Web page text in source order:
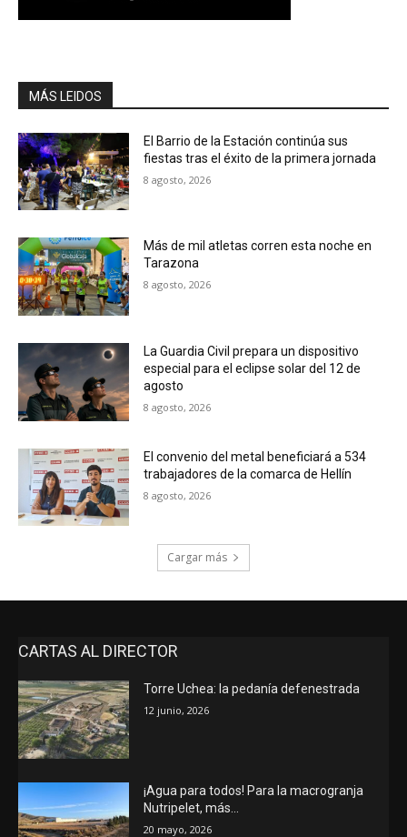
MÁS LEIDOS
El Barrio de la Estación continúa sus
fiestas tras el éxito de la primera jornada
8 agosto, 2026
Más de mil atletas corren esta noche en
Tarazona
8 agosto, 2026
La Guardia Civil prepara un dispositivo
especial para el eclipse solar del 12 de
agosto
8 agosto, 2026
El convenio del metal beneficiará a 534
trabajadores de la comarca de Hellín
8 agosto, 2026
Cargar más
CARTAS AL DIRECTOR
Torre Uchea: la pedanía defenestrada
12 junio, 2026
¡Agua para todos! Para la macrogranja
Nutripelet, más…
20 mayo, 2026